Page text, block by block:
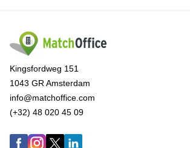
Kingsfordweg 151
1043 GR Amsterdam
info@matchoffice.com
(+32) 48 020 45 09